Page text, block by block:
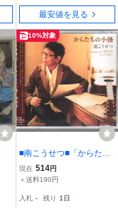
最安値を見る
10%対象
■南こうせつ■「からたち
の小径/神田川(2014年新
録音)」■島倉千代子への
CRCP-584■2014/3/19発
現在 514円
＋送料190円
入札 - 残り 1日